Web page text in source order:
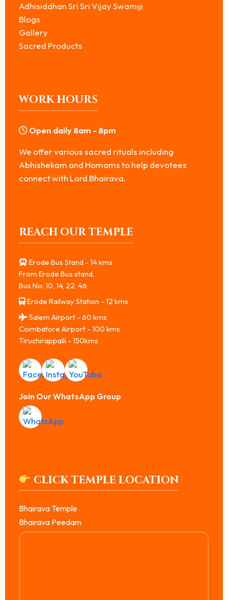
Adhisiddhan Sri Sri Vijay Swamiji
Blogs
Gallery
Sacred Products
WORK HOURS
Open daily 8am - 8pm
We offer various sacred rituals including
Abhishekam and Homams to help devotees
connect with Lord Bhairava.
REACH OUR TEMPLE
Erode Bus Stand - 14 kms
From Erode Bus stand,
Bus No: 10, 14, 22, 46
Erode Railway Station - 12 kms
Salem Airport - 60 kms
Coimbatore Airport - 100 kms
Tiruchirappalli - 150kms
Join Our WhatsApp Group
CLICK TEMPLE LOCATION
Bhairava Temple
Bhairava Peedam